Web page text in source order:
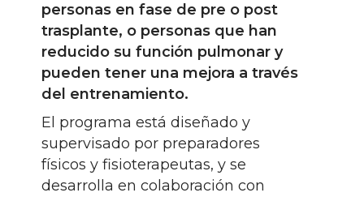
personas en fase de pre o post
trasplante, o personas que han
reducido su función pulmonar y
pueden tener una mejora a través
del entrenamiento.
El programa está diseñado y
supervisado por preparadores
físicos y fisioterapeutas, y se
desarrolla en colaboración con